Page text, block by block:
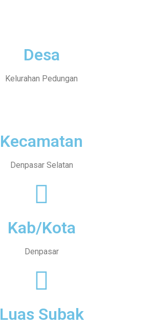
Desa
Kelurahan Pedungan
Kecamatan
Denpasar Selatan
Kab/Kota
Denpasar
Luas Subak